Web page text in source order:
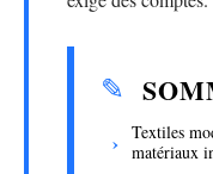
Textiles
matériaux